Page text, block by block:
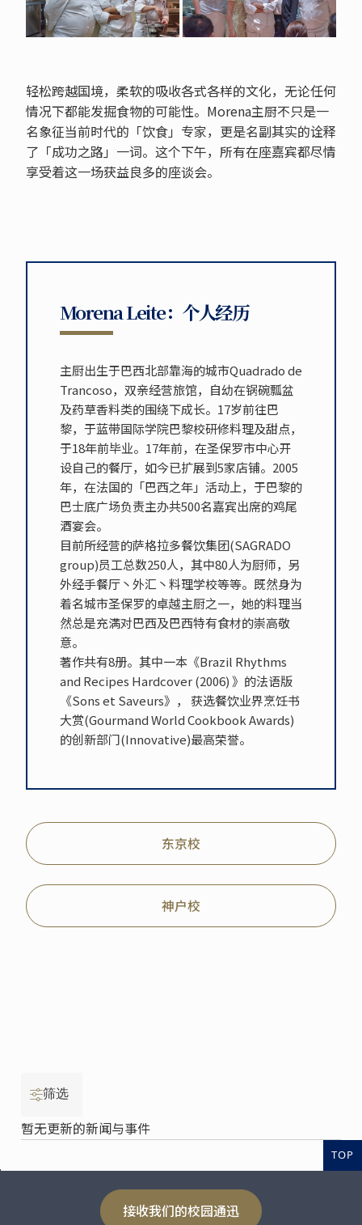
轻松跨越国境，柔软的吸收各式各样的文化，无论任何
情况下都能发掘食物的可能性。Morena主厨不只是一
名象征当前时代的「饮食」专家，更是名副其实的诠释
了「成功之路」一词。这个下午，所有在座嘉宾都尽情
享受着这一场获益良多的座谈会。
Morena Leite：个人经历
主厨出生于巴西北部靠海的城市Quadrado de
Trancoso，双亲经营旅馆，自幼在锅碗瓢盆
及药草香料类的围绕下成长。17岁前往巴
黎，于蓝带国际学院巴黎校研修料理及甜点，
于18年前毕业。17年前，在圣保罗市中心开
设自己的餐厅，如今已扩展到5家店铺。2005
年，在法国的「巴西之年」活动上，于巴黎的
巴士底广场负责主办共500名嘉宾出席的鸡尾
酒宴会。
目前所经营的萨格拉多餐饮集团(SAGRADO
group)员工总数250人，其中80人为厨师，另
外经手餐厅丶外汇丶料理学校等等。既然身为
着名城市圣保罗的卓越主厨之一，她的料理当
然总是充满对巴西及巴西特有食材的崇高敬
意。
著作共有8册。其中一本《Brazil Rhythms
and Recipes Hardcover (2006) 》的法语版
《Sons et Saveurs》， 获选餐饮业界烹饪书
大赏(Gourmand World Cookbook Awards)
的创新部门(Innovative)最高荣誉。
东京校
神户校
筛选
暂无更新的新闻与事件
TOP
接收我们的校园通迅